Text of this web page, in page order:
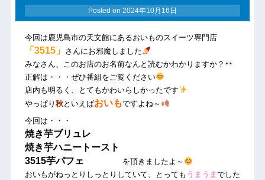
Posted on 2024年10月16日
今回は鹿児島市の天文館にあるおいものスイーツ専門店
「3515」 さんにお邪魔しました
みなさん、このお店のお名前なんと読むかわかりますか？
正解は・・・ぜひ番組をご覧ください
店内も明るく、とてもかわいらしかったです
やっぱり 秋といえばおいもですよね～
今回は・・・
焼き芋ブリュレ
焼き芋ハニートースト
3515芋パフェ を頂きましたよ～
おいもがねっとりしっとりしていて、とっても うまうまでした